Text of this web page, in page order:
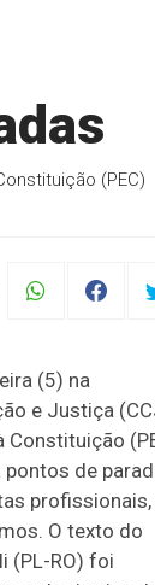
(PEC)
(5) na
e Justiça
Constituição
pontos de
profissionais,
O texto do
(PL-RO) foi